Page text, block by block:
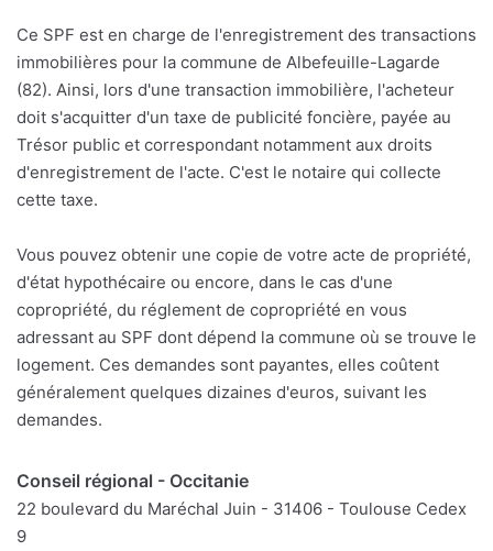
Ce SPF est en charge de l'enregistrement des transactions
immobilières pour la commune de Albefeuille-Lagarde
(82). Ainsi, lors d'une transaction immobilière, l'acheteur
doit s'acquitter d'un taxe de publicité foncière, payée au
Trésor public et correspondant notamment aux droits
d'enregistrement de l'acte. C'est le notaire qui collecte
cette taxe.
Vous pouvez obtenir une copie de votre acte de propriété,
d'état hypothécaire ou encore, dans le cas d'une
copropriété, du réglement de copropriété en vous
adressant au SPF dont dépend la commune où se trouve le
logement. Ces demandes sont payantes, elles coûtent
généralement quelques dizaines d'euros, suivant les
demandes.
Conseil régional - Occitanie
22 boulevard du Maréchal Juin - 31406 - Toulouse Cedex
9